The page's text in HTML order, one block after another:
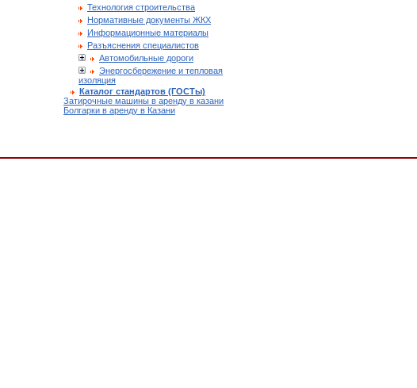
Технология строительства
Нормативные документы ЖКХ
Информационные материалы
Разъяснения специалистов
Автомобильные дороги
Энергосбережение и тепловая
изоляция
Каталог стандартов (ГОСТы)
Затирочные машины в аренду в казани
Болгарки в аренду в Казани